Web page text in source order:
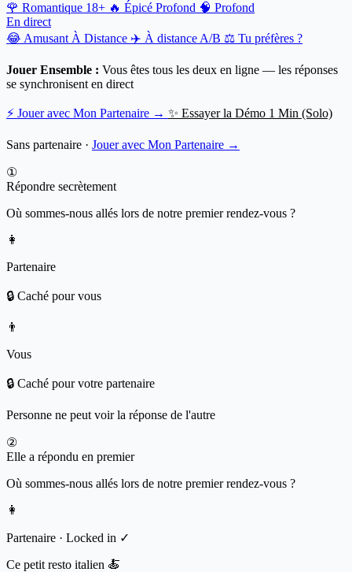
🌹 Romantique 18+ 🔥 Épicé Profond 🧠 Profond
En direct
😂 Amusant À Distance ✈️ À distance A/B ⚖️ Tu préfères ?
Jouer Ensemble : Vous êtes tous les deux en ligne — les réponses
se synchronisent en direct
⚡ Jouer avec Mon Partenaire → ✨ Essayer la Démo 1 Min (Solo)
Sans partenaire · Jouer avec Mon Partenaire →
①
Répondre secrètement
Où sommes-nous allés lors de notre premier rendez-vous ?
👩
Partenaire
🔒 Caché pour vous
👨
Vous
🔒 Caché pour votre partenaire
Personne ne peut voir la réponse de l'autre
②
Elle a répondu en premier
Où sommes-nous allés lors de notre premier rendez-vous ?
👩
Partenaire · Locked in ✓
Ce petit resto italien 🍝